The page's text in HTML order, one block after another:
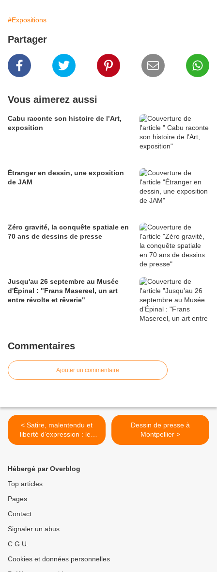
#Expositions
Partager
Vous aimerez aussi
Cabu raconte son histoire de l’Art,
exposition
Étranger en dessin, une exposition
de JAM
Zéro gravité, la conquête spatiale en
70 ans de dessins de presse
Jusqu'au 26 septembre au Musée
d'Épinal : "Frans Masereel, un art
entre révolte et rêverie"
Commentaires
Ajouter un commentaire
< Satire, malentendu et
liberté d’expression : les
Guignols et la catastrophe
Dessin de presse à
Montpellier >
Hébergé par Overblog
Top articles
Pages
Contact
Signaler un abus
C.G.U.
Cookies et données personnelles